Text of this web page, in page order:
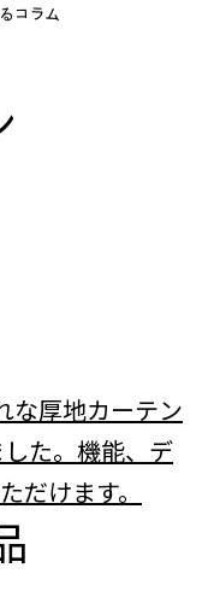
な厚地カーテン
た。機能、デ
だけます。